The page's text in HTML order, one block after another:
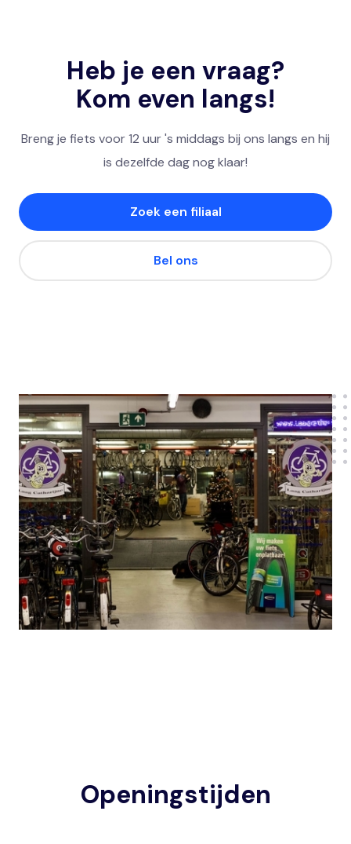
Heb je een vraag?
Kom even langs!
Breng je fiets voor 12 uur 's middags bij ons langs en hij
is dezelfde dag nog klaar!
Zoek een filiaal
Bel ons
Openingstijden